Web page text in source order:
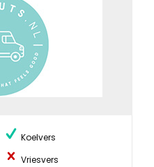
Koelvers
Vriesvers